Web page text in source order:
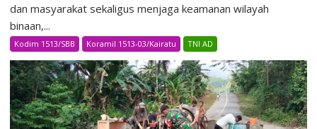
dan masyarakat sekaligus menjaga keamanan wilayah
binaan,...
Kodim 1513/SBB Koramil 1513-03/Kairatu TNI AD